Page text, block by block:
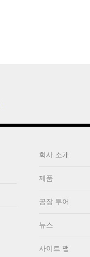
회사 소개
제품
공장 투어
뉴스
사이트 맵